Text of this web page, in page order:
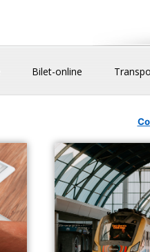
Bilet-online